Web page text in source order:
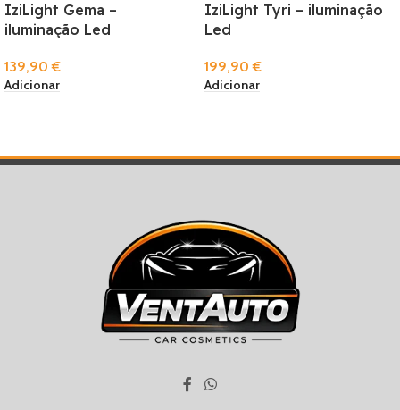
IziLight Gema –
iluminação Led
139,90€
Adicionar
IziLight Tyri – iluminação
Led
199,90€
Adicionar